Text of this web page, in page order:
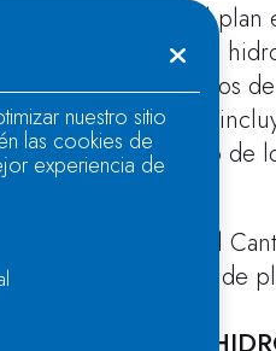
la actualización del
de los planes
inicio de los trabajos
2027). Los trabajos
estratégica, tanto
Hidrográfica del
en materia de
nuestro sitio
las cookies de
experiencia de